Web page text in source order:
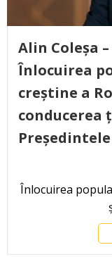
Alin Coleșa
Înlocuirea
creștine a
conducerea
Înlocuirea